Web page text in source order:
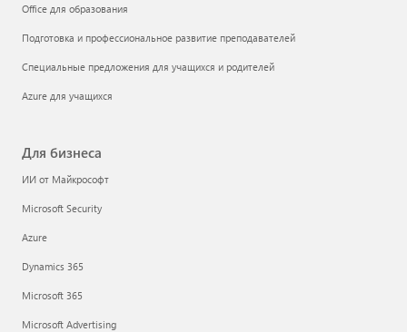
Office для образования
Подготовка и профессиональное развитие преподавателей
Специальные предложения для учащихся и родителей
Azure для учащихся
Для бизнеса
ИИ от Майкрософт
Microsoft Security
Azure
Dynamics 365
Microsoft 365
Microsoft Advertising